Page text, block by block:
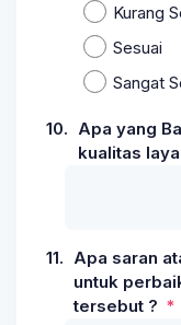
Kurang
Sesuai
Sangat
10. Apa yang
kualitas
11. Apa saran
untuk
tersebut ?